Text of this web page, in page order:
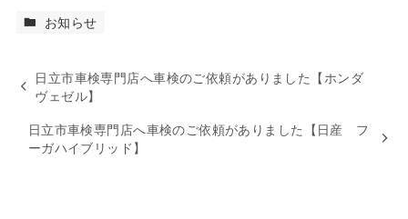
お知らせ
日立市車検専門店へ車検のご依頼がありました【ホンダ
ヴェゼル】
日立市車検専門店へ車検のご依頼がありました【日産 フ
ーガハイブリッド】